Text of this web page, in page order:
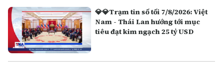
💎💎Trạm tin số tối 7/8/2026: Việt
Nam - Thái Lan hướng tới mục
tiêu đạt kim ngạch 25 tỷ USD